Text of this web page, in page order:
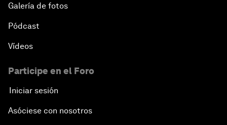
Galería de fotos
Pódcast
Vídeos
Participe en el Foro
Iniciar sesión
Asóciese con nosotros